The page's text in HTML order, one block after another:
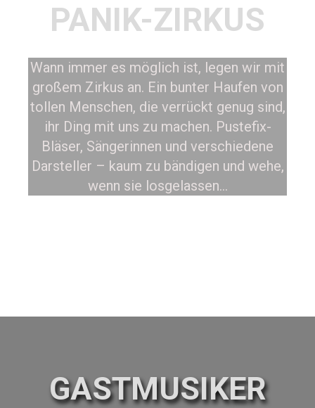
PANIK-ZIRKUS
Wann immer es möglich ist, legen wir mit
großem Zirkus an. Ein bunter Haufen von
tollen Menschen, die verrückt genug sind,
ihr Ding mit uns zu machen. Pustefix-
Bläser, Sängerinnen und verschiedene
Darsteller – kaum zu bändigen und wehe,
wenn sie losgelassen…
GASTMUSIKER